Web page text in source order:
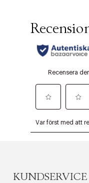
KUNDSERVICE